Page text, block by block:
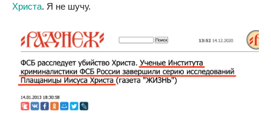
Христа. Я не шучу.